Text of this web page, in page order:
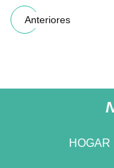
Anteriores
HOGAR